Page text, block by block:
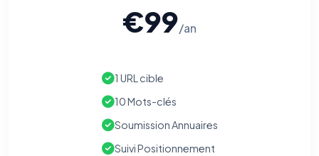
€99/an
1 URL cible
10 Mots-clés
Soumission Annuaires
Suivi Positionnement